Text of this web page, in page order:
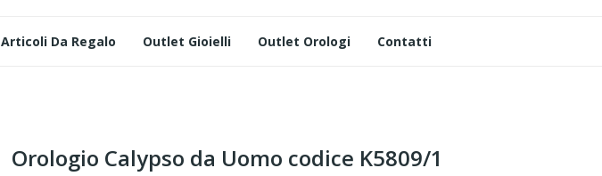
Articoli Da Regalo Outlet Gioielli Outlet Orologi Contatti
Orologio Calypso da Uomo codice K5809/1